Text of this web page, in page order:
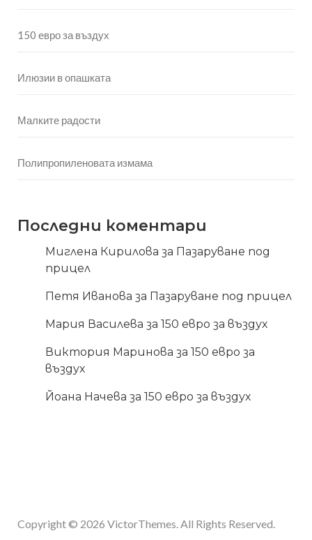
150 евро за въздух
Илюзии в опашката
Малките радости
Полипропиленовата измама
Последни коментари
Миглена Кирилова за Пазаруване под
прицел
Петя Иванова за Пазаруване под прицел
Мария Василева за 150 евро за въздух
Виктория Маринова за 150 евро за
въздух
Йоана Начева за 150 евро за въздух
Copyright © 2026 VictorThemes. All Rights Reserved.